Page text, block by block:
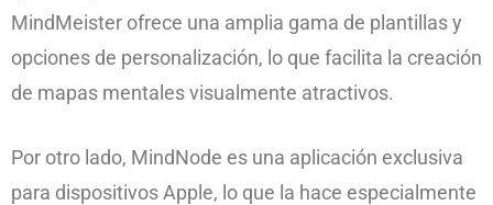
MindMeister ofrece una amplia gama de plantillas y
opciones de personalización, lo que facilita la creación
de mapas mentales visualmente atractivos.
Por otro lado, MindNode es una aplicación exclusiva
para dispositivos Apple, lo que la hace especialmente